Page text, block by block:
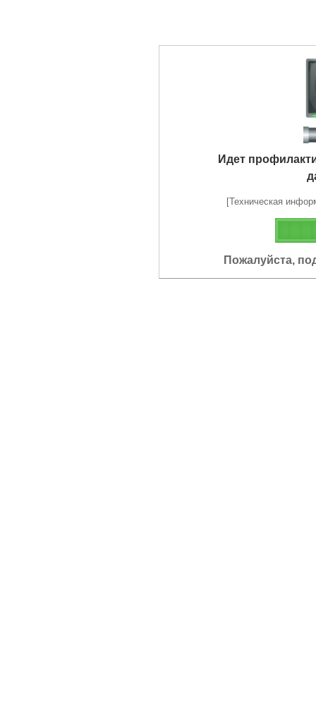
Идет
[Техническая
Пожалуйста,